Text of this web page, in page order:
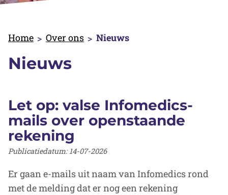
Home Over ons Nieuws
Nieuws
Let op: valse Infomedics-
mails over openstaande
rekening
Publicatiedatum:14-07-2026
Er gaan e-mails uit naam van Infomedics rond
met de melding dat er nog een rekening